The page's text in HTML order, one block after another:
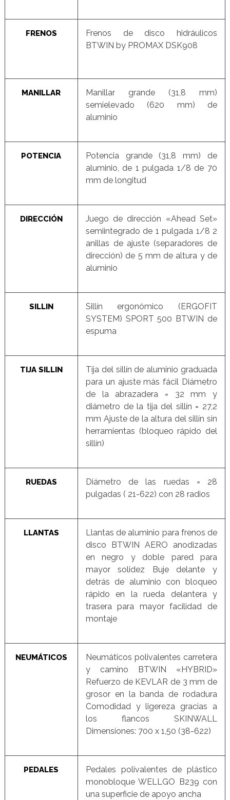
FRENOS
Frenos de disco hidráulicos
BTWIN by PROMAX DSK908
MANILLAR
Manillar grande (31,8 mm)
semielevado (620 mm) de
aluminio
POTENCIA
Potencia grande (31,8 mm) de
aluminio, de 1 pulgada 1/8 de 70
mm de longitud
DIRECCIÓN
Juego de dirección «Ahead Set»
semiintegrado de 1 pulgada 1/8 2
anillas de ajuste (separadores de
dirección) de 5 mm de altura y de
aluminio
SILLIN
Sillín ergonómico (ERGOFIT
SYSTEM) SPORT 500 BTWIN de
espuma
TIJA SILLIN
Tija del sillín de aluminio graduada
para un ajuste más fácil Diámetro
de la abrazadera = 32 mm y
diámetro de la tija del sillín = 27,2
mm Ajuste de la altura del sillín sin
herramientas (bloqueo rápido del
sillín)
RUEDAS
Diámetro de las ruedas = 28
pulgadas ( 21-622) con 28 radios
LLANTAS
Llantas de aluminio para frenos de
disco BTWIN AERO anodizadas
en negro y doble pared para
mayor solidez Buje delante y
detrás de aluminio con bloqueo
rápido en la rueda delantera y
trasera para mayor facilidad de
montaje
NEUMÁTICOS
Neumáticos polivalentes carretera
y camino BTWIN «HYBRID»
Refuerzo de KEVLAR de 3 mm de
grosor en la banda de rodadura
Comodidad y ligereza gracias a
los flancos SKINWALL
Dimensiones: 700 x 1,50 (38-622)
PEDALES
Pedales polivalentes de plástico
monobloque WELLGO B239 con
una superficie de apoyo ancha